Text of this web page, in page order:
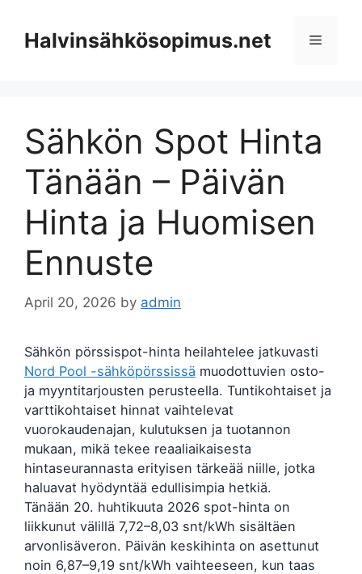
contentHalvinsähkösopimus.net Menu
Sähkön Spot Hinta
Tänään – Päivän
Hinta ja Huomisen
Ennuste
April 20, 2026 by admin
Sähkön pörssispot-hinta heilahtelee jatkuvasti
Nord Pool -sähköpörssissä muodottuvien osto-
ja myyntitarjousten perusteella. Tuntikohtaiset ja
varttikohtaiset hinnat vaihtelevat
vuorokaudenajan, kulutuksen ja tuotannon
mukaan, mikä tekee reaaliaikaisesta
hintaseurannasta erityisen tärkeää niille, jotka
haluavat hyödyntää edullisimpia hetkiä.
Tänään 20. huhtikuuta 2026 spot-hinta on
liikkunut välillä 7,72–8,03 snt/kWh sisältäen
arvonlisäveron. Päivän keskihinta on asettunut
noin 6,87–9,19 snt/kWh vaihteeseen, kun taas